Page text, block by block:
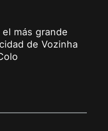
más grande
de Vozinha